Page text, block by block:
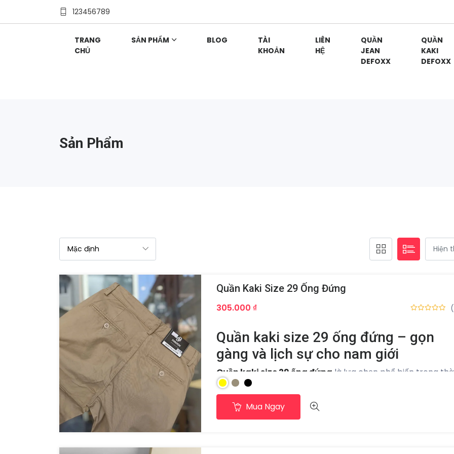
123456789
TRANG
CHỦ
SẢN PHẨM BLOG
TÀI
KHOẢN
LIÊN
HỆ
QUẦN
JEAN
DEFOXX
QUẦN
KAKI
DEFOXX
Sản Phẩm
Quần Kaki Size 29 Ống Đứng
305.000 ₫
Quần kaki size 29 ống đứng – gọn
gàng và lịch sự cho nam giới
Quần kaki size 29 ống đứng là lựa chọn phổ biến trong
trang nam nhờ kiểu dáng đơn giản và dễ mặc. Thiết kế ống
đứng giúp chiếc quần giữ được dáng gọn gàng, phù hợp với
nhiều vóc dáng khác nhau. Nhờ phong cách lịch sự nhưng
thoải mái, mẫu quần này thường được sử dụng trong nhiều
Mua Ngay